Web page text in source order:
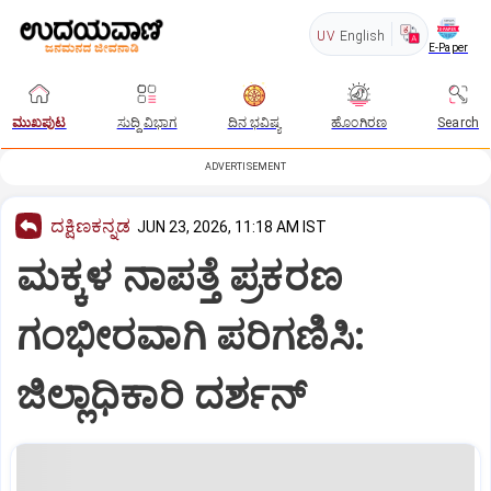
UV English
E-Paper
ಮುಖಪುಟ ಸುದ್ದಿ ವಿಭಾಗ ದಿನ ಭವಿಷ್ಯ ಹೊಂಗಿರಣ Search
ADVERTISEMENT
ದಕ್ಷಿಣಕನ್ನಡ JUN 23, 2026, 11:18 AM IST
ಮಕ್ಕಳ ನಾಪತ್ತೆ ಪ್ರಕರಣ
ಗಂಭೀರವಾಗಿ ಪರಿಗಣಿಸಿ:
ಜಿಲ್ಲಾಧಿಕಾರಿ ದರ್ಶನ್